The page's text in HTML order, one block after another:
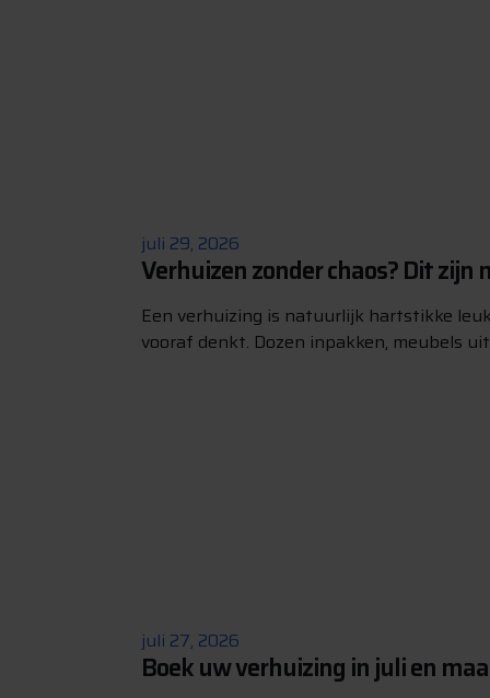
juli 29, 2026
Verhuizen zonder chaos? Dit zijn
Een verhuizing is natuurlijk hartstikke
vooraf denkt. Dozen inpakken, meubels
juli 27, 2026
Boek uw verhuizing in juli en